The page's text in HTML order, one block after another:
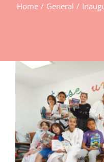
Plan de Centro
Consejo escolar
Lengua de signos
Programa de Refuerzo
Aula Matinal
Comedor
AMPA
Nuestro espacio
Contacto
Home / General /
Ver